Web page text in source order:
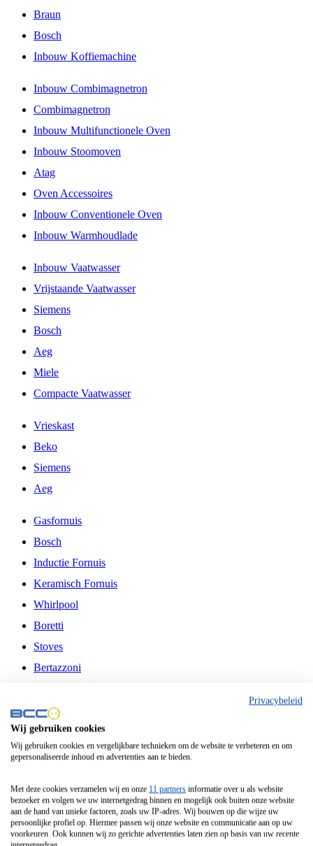
Braun
Bosch
Inbouw Koffiemachine
Inbouw Combimagnetron
Combimagnetron
Inbouw Multifunctionele Oven
Inbouw Stoomoven
Atag
Oven Accessoires
Inbouw Conventionele Oven
Inbouw Warmhoudlade
Inbouw Vaatwasser
Vrijstaande Vaatwasser
Siemens
Bosch
Aeg
Miele
Compacte Vaatwasser
Vrieskast
Beko
Siemens
Aeg
Gasfornuis
Bosch
Inductie Fornuis
Keramisch Fornuis
Whirlpool
Boretti
Stoves
Bertazzoni
Fitelli
Airfryer
Frituurpan
Contactgrill
Broodbakmachine
Broodrooster
Privacybeleid
Wij gebruiken cookies
Wij gebruiken cookies en vergelijkbare technieken om de website te verbeteren en om
gepersonaliseerde inhoud en advertenties aan te bieden.
Met deze cookies verzamelen wij en onze 11 partners informatie over u als website
bezoeker en volgen we uw internetgedrag binnen en mogelijk ook buiten onze website
aan de hand van unieke factoren, zoals uw IP-adres. Wij bouwen op die wijze uw
persoonlijke profiel op. Hiermee passen wij onze website en communicatie aan op uw
voorkeuren. Ook kunnen wij zo gerichte advertenties laten zien op basis van uw recente